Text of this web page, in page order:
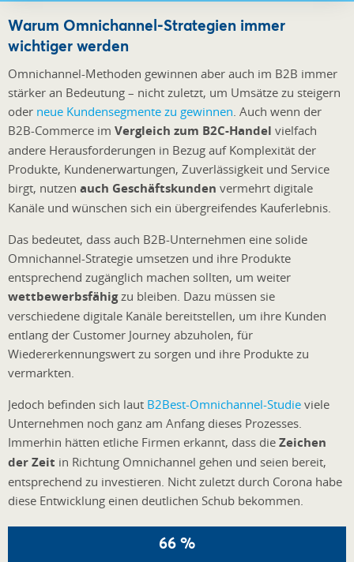
Warum Omnichannel-Strategien immer
wichtiger werden
Omnichannel-Methoden gewinnen aber auch im B2B immer
stärker an Bedeutung – nicht zuletzt, um Umsätze zu steigern
oder neue Kundensegmente zu gewinnen . Auch wenn der
B2B-Commerce im Vergleich zum B2C-Handel vielfach
andere Herausforderungen in Bezug auf Komplexität der
Produkte, Kundenerwartungen, Zuverlässigkeit und Service
birgt, nutzen auch Geschäftskunden vermehrt digitale
Kanäle und wünschen sich ein übergreifendes Kauferlebnis.
Das bedeutet, dass auch B2B-Unternehmen eine solide
Omnichannel-Strategie umsetzen und ihre Produkte
entsprechend zugänglich machen sollten, um weiter
wettbewerbsfähigzu bleiben. Dazu müssen sie
verschiedene digitale Kanäle bereitstellen, um ihre Kunden
entlang der Customer Journey abzuholen, für
Wiedererkennungswert zu sorgen und ihre Produkte zu
vermarkten.
Jedoch befinden sich laut B2Best-Omnichannel-Studie viele
Unternehmen noch ganz am Anfang dieses Prozesses.
Immerhin hätten etliche Firmen erkannt, dass die Zeichen
der Zeit in Richtung Omnichannel gehen und seien bereit,
entsprechend zu investieren. Nicht zuletzt durch Corona habe
diese Entwicklung einen deutlichen Schub bekommen.
66 %